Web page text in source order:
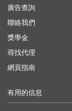
廣告查詢
聯絡我們
獎學金
尋找代理
網頁指南
有用的信息